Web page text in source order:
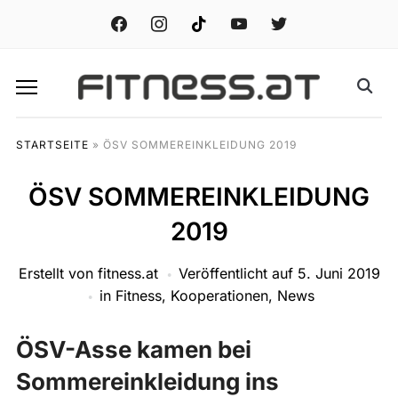
facebook instagramtiktok youtube twitter
STARTSEITE » ÖSV SOMMEREINKLEIDUNG 2019
ÖSV SOMMEREINKLEIDUNG
2019
Erstellt von fitness.at Veröffentlicht auf 5. Juni 2019
in Fitness, Kooperationen, News
ÖSV-Asse kamen bei
Sommereinkleidung ins